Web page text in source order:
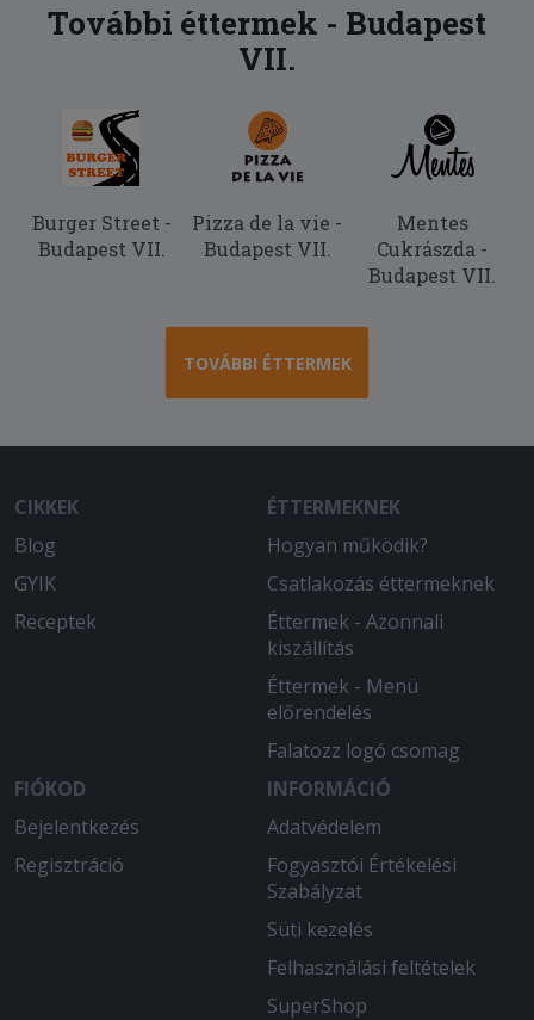
További éttermek - Budapest
VII.
Burger Street -
Budapest VII.
Pizza de la vie -
Budapest VII.
Mentes
Cukrászda -
Budapest VII.
TOVÁBBI ÉTTERMEK
CIKKEK
Blog
GYIK
Receptek
ÉTTERMEKNEK
Hogyan működik?
Csatlakozás éttermeknek
Éttermek - Azonnali
kiszállítás
Éttermek - Menü
előrendelés
Falatozz logó csomag
FIÓKOD
Bejelentkezés
Regisztráció
INFORMÁCIÓ
Adatvédelem
Fogyasztói Értékelési
Szabályzat
Süti kezelés
Felhasználási feltételek
SuperShop